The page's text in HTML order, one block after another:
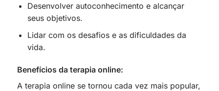
Desenvolver autoconhecimento e alcançar
seus objetivos.
Lidar com os desafios e as dificuldades da
vida.
Benefícios da terapia online:
A terapia online se tornou cada vez mais popular,